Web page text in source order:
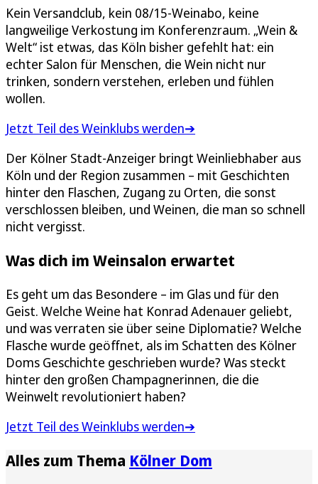
Kein Versandclub, kein 08/15-Weinabo, keine
langweilige Verkostung im Konferenzraum. „Wein &
Welt“ ist etwas, das Köln bisher gefehlt hat: ein
echter Salon für Menschen, die Wein nicht nur
trinken, sondern verstehen, erleben und fühlen
wollen.
Jetzt Teil des Weinklubs werden➔
Der Kölner Stadt-Anzeiger bringt Weinliebhaber aus
Köln und der Region zusammen – mit Geschichten
hinter den Flaschen, Zugang zu Orten, die sonst
verschlossen bleiben, und Weinen, die man so schnell
nicht vergisst.
Was dich im Weinsalon erwartet
Es geht um das Besondere – im Glas und für den
Geist. Welche Weine hat Konrad Adenauer geliebt,
und was verraten sie über seine Diplomatie? Welche
Flasche wurde geöffnet, als im Schatten des Kölner
Doms Geschichte geschrieben wurde? Was steckt
hinter den großen Champagnerinnen, die die
Weinwelt revolutioniert haben?
Jetzt Teil des Weinklubs werden➔
Alles zum Thema Kölner Dom